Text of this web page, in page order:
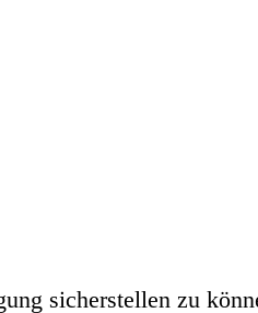
sicherstellen zu